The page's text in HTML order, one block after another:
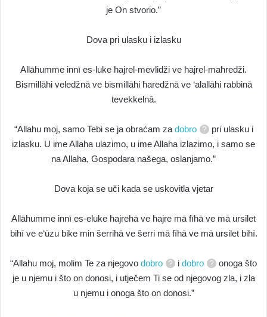
je On stvorio.”
Dova pri ulasku i izlasku
Allāhumme innī es-luke ħajrel-mevlidži ve ħajrel-maħredži.
Bismillāhi veledžnā ve bismillāhi ħaredžnā ve ‘alallāhi rabbinā
tevekkelnā.
“Allahu moj, samo Tebi se ja obraćam za dobro
pri ulasku i
izlasku. U ime Allaha ulazimo, u ime Allaha izlazimo, i samo se
na Allaha, Gospodara našega, oslanjamo.”
Dova koja se uči kada se uskovitla vjetar
Allāhumme innī es-eluke ħajrehā ve ħajre mā fīhā ve mā ursilet
bihī ve e‘ūzu bike min šerrihā ve šerri mā fīhā ve mā ursilet bihī.
“Allahu moj, molim Te za njegovo dobro i dobro
onoga što
je u njemu i što on donosi, i utječem Ti se od njegovog zla, i zla
u njemu i onoga što on donosi.”